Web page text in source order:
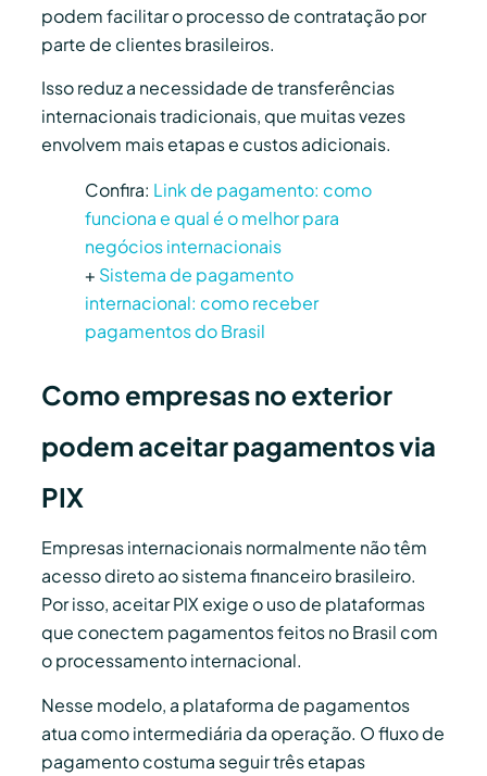
podem facilitar o processo de contratação por
parte de clientes brasileiros.
Isso reduz a necessidade de transferências
internacionais tradicionais, que muitas vezes
envolvem mais etapas e custos adicionais.
Confira: Link de pagamento: como
funciona e qual é o melhor para
negócios internacionais
+ Sistema de pagamento
internacional: como receber
pagamentos do Brasil
Como empresas no exterior
podem aceitar pagamentos via
PIX
Empresas internacionais normalmente não têm
acesso direto ao sistema financeiro brasileiro.
Por isso, aceitar PIX exige o uso de plataformas
que conectem pagamentos feitos no Brasil com
o processamento internacional.
Nesse modelo, a plataforma de pagamentos
atua como intermediária da operação. O fluxo de
pagamento costuma seguir três etapas